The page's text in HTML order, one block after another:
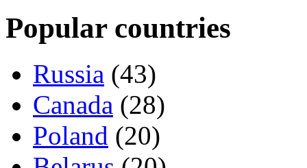
Popular countries
Russia (43)
Canada (28)
Poland (20)